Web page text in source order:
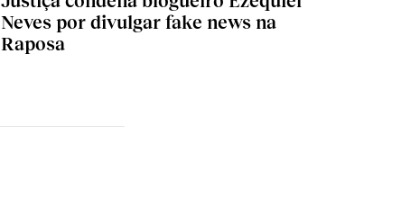
Neves por divulgar fake news na
Raposa